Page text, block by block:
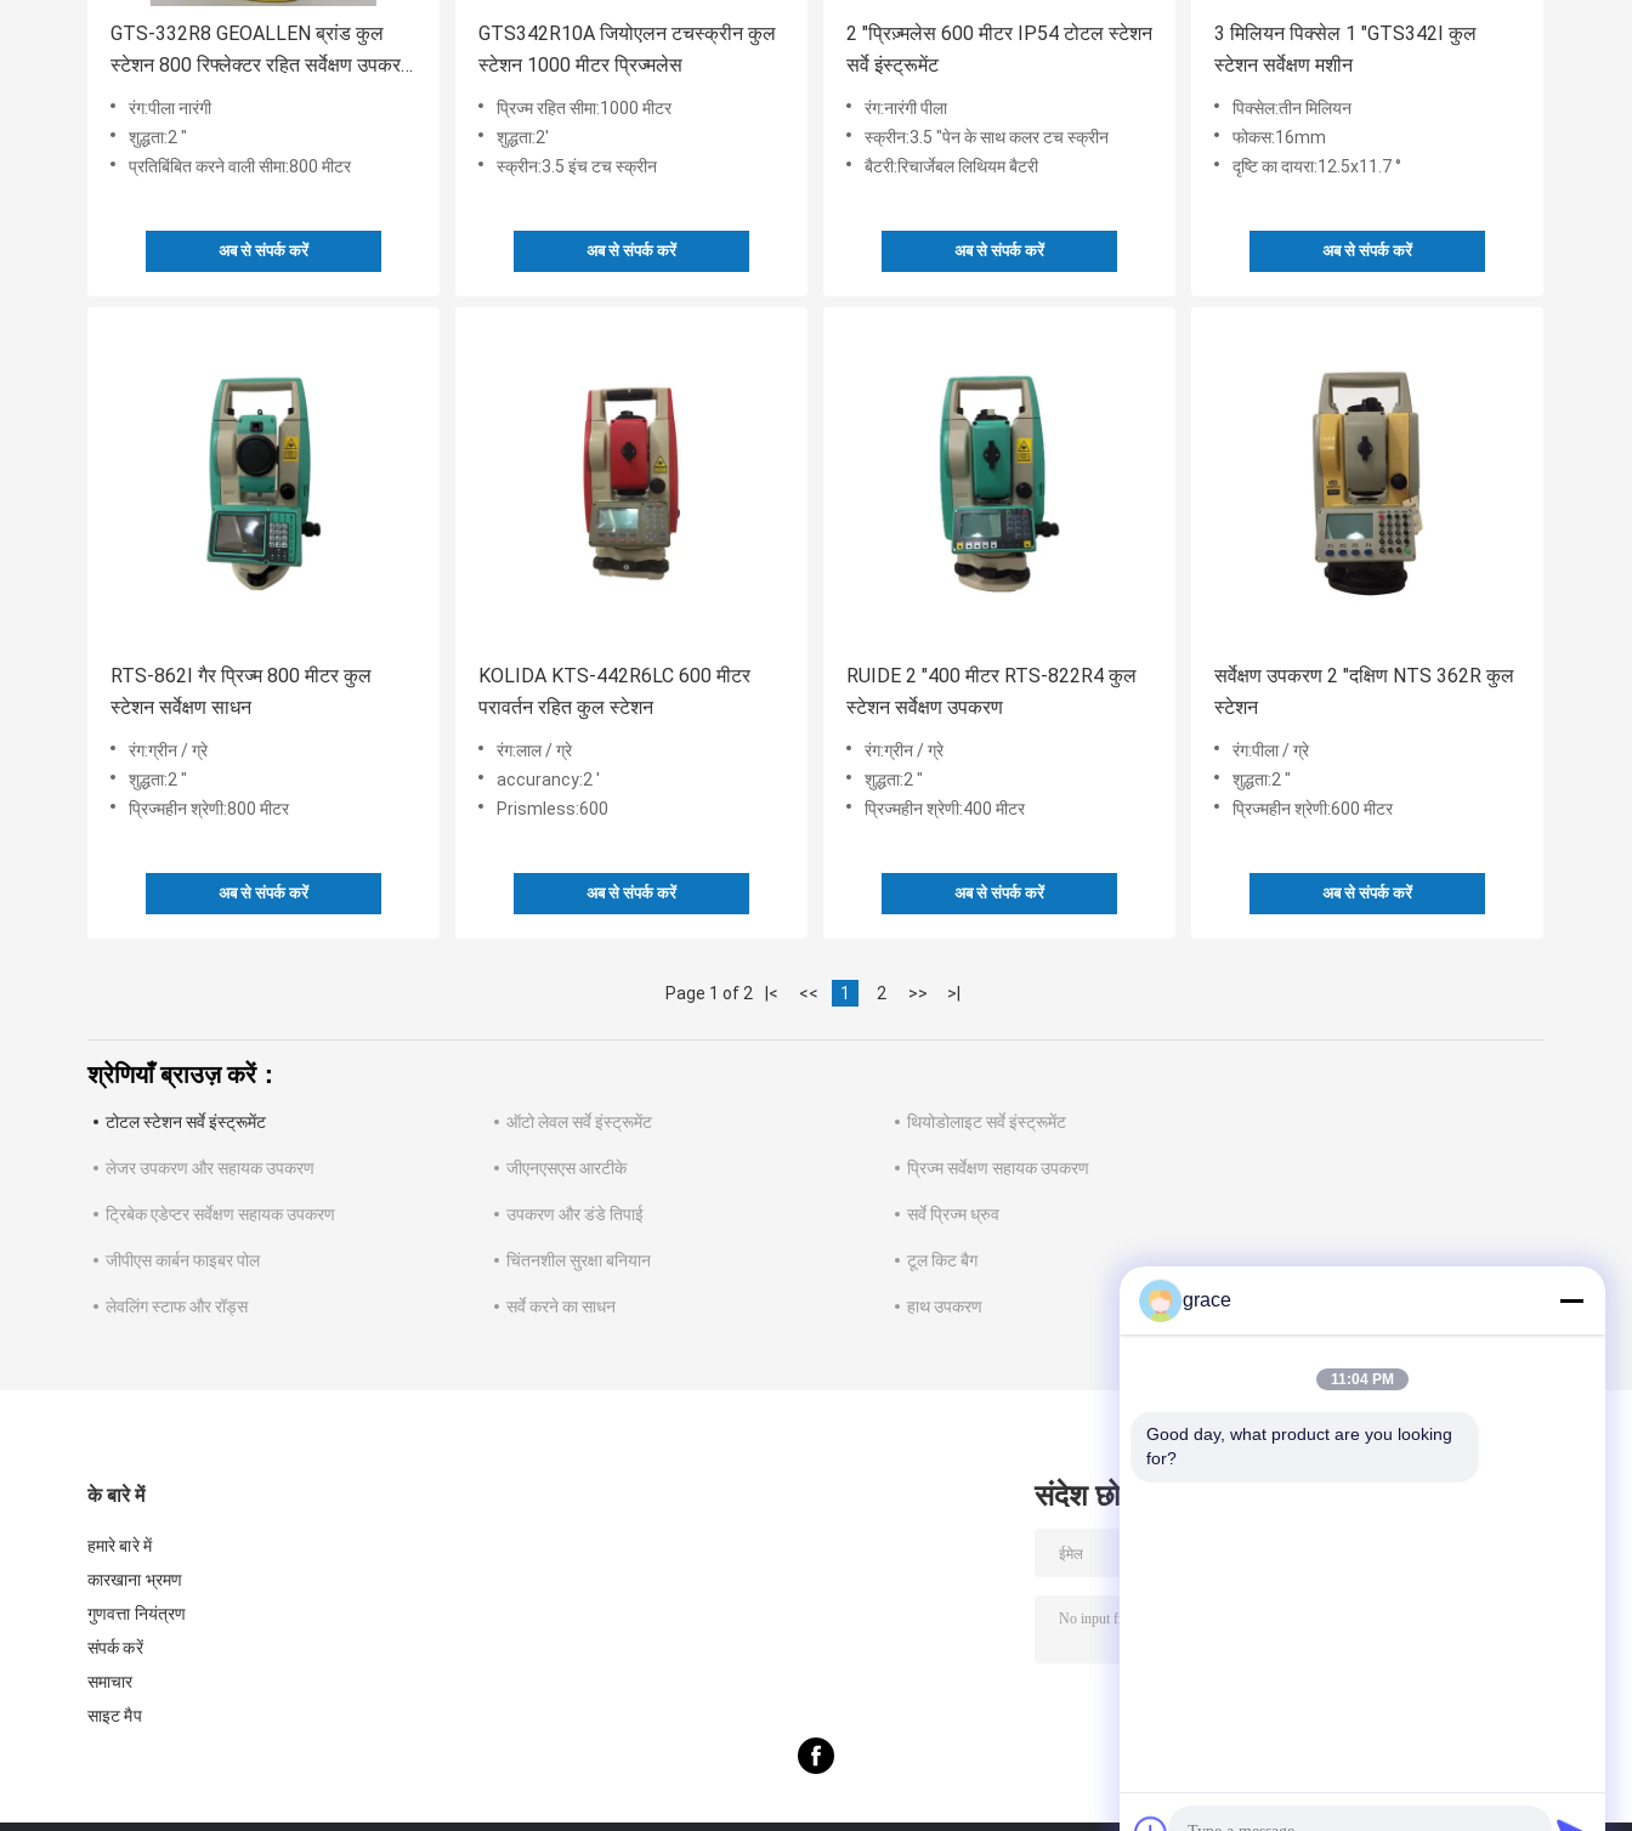
GTS-332R8 GEOALLEN ब्रांड कुल
स्टेशन 800 रिफ्लेक्टर रहित सर्वेक्षण उपकरण
के साथ
रंग:पीला नारंगी
शुद्धता:2 "
प्रतिबिंबित करने वाली सीमा:800 मीटर
अब से संपर्क करें
GTS342R10A जियोएलन टचस्क्रीन कुल
स्टेशन 1000 मीटर प्रिज्मलेस
प्रिज्म रहित सीमा:1000 मीटर
शुद्धता:2'
स्क्रीन:3.5 इंच टच स्क्रीन
अब से संपर्क करें
2 "प्रिज़्मलेस 600 मीटर IP54 टोटल स्टेशन
सर्वे इंस्ट्रूमेंट
रंग:नारंगी पीला
स्क्रीन:3.5 "पेन के साथ कलर टच स्क्रीन
बैटरी:रिचार्जेबल लिथियम बैटरी
अब से संपर्क करें
3 मिलियन पिक्सेल 1 "GTS342I कुल
स्टेशन सर्वेक्षण मशीन
पिक्सेल:तीन मिलियन
फोकस:16mm
दृष्टि का दायरा:12.5x11.7 °
अब से संपर्क करें
RTS-862I गैर प्रिज्म 800 मीटर कुल
स्टेशन सर्वेक्षण साधन
रंग:ग्रीन / ग्रे
शुद्धता:2 "
प्रिज्महीन श्रेणी:800 मीटर
अब से संपर्क करें
KOLIDA KTS-442R6LC 600 मीटर
परावर्तन रहित कुल स्टेशन
रंग:लाल / ग्रे
accurancy:2 '
Prismless:600
अब से संपर्क करें
RUIDE 2 "400 मीटर RTS-822R4 कुल
स्टेशन सर्वेक्षण उपकरण
रंग:ग्रीन / ग्रे
शुद्धता:2 "
प्रिज्महीन श्रेणी:400 मीटर
अब से संपर्क करें
सर्वेक्षण उपकरण 2 "दक्षिण NTS 362R कुल
स्टेशन
रंग:पीला / ग्रे
शुद्धता:2 "
प्रिज्महीन श्रेणी:600 मीटर
अब से संपर्क करें
Page 1 of 2 |< << 1 2 >> >|
श्रेणियाँ ब्राउज़ करें：
टोटल स्टेशन सर्वे इंस्ट्रूमेंट ऑटो लेवल सर्वे इंस्ट्रूमेंट थियोडोलाइट सर्वे इंस्ट्रूमेंट
लेजर उपकरण और सहायक उपकरण जीएनएसएस आरटीके प्रिज्म सर्वेक्षण सहायक उपकरण
ट्रिबेक एडेप्टर सर्वेक्षण सहायक उपकरण उपकरण और डंडे तिपाई सर्वे प्रिज्म ध्रुव
जीपीएस कार्बन फाइबर पोल चिंतनशील सुरक्षा बनियान टूल किट बैग
लेवलिंग स्टाफ और रॉड्स सर्वे करने का साधन हाथ उपकरण
के बारे में
हमारे बारे में
कारखाना भ्रमण
गुणवत्ता नियंत्रण
संपर्क करें
समाचार
साइट मैप
संदेश छोड़ दो
grace
11:04 PM
Good day, what product are you looking
for?